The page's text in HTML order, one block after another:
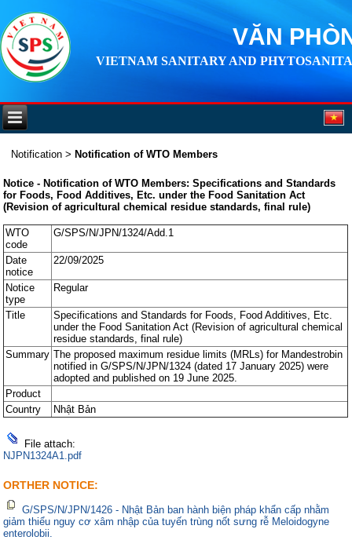
VĂN
VIETNAM SANITARY AND
Notification > Notification of WTO Members
Notice - Notification of WTO Members: Specifications and Standards
for Foods, Food Additives, Etc. under the Food Sanitation Act
(Revision of agricultural chemical residue standards, final rule)
WTO
code
G/SPS/N/JPN/1324/Add.1
Date
notice
22/09/2025
Notice
type
Regular
Title
Specifications and Standards for Foods, Food Additives, Etc.
under the Food Sanitation Act (Revision of agricultural chemical
residue standards, final rule)
Summary The proposed maximum residue limits (MRLs) for Mandestrobin
notified in G/SPS/N/JPN/1324 (dated 17 January 2025) were
adopted and published on 19 June 2025.
Product
Country
Nhật Bản
File attach:
NJPN1324A1.pdf
ORTHER NOTICE:
G/SPS/N/JPN/1426 - Nhật Bản ban hành biện pháp khẩn cấp nhằm
giảm thiểu nguy cơ xâm nhập của tuyến trùng nốt sưng rễ Meloidogyne
enterolobii.